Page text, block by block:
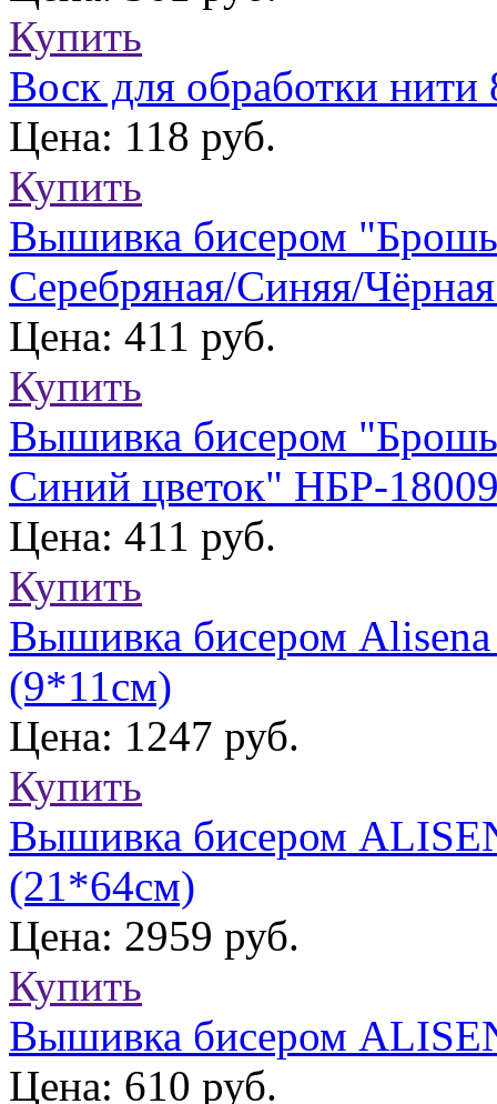
Купить
Воск для обработки нити
Цена: 118 руб.
Купить
Вышивка бисером "Брошь
Серебряная/Синяя/
Цена: 411 руб.
Купить
Вышивка бисером
Синий цветок" НБР-
Цена: 411 руб.
Купить
Вышивка бисером
(9*11см)
Цена: 1247 руб.
Купить
Вышивка бисером
(21*64см)
Цена: 2959 руб.
Купить
Вышивка бисером
Цена: 610 руб.